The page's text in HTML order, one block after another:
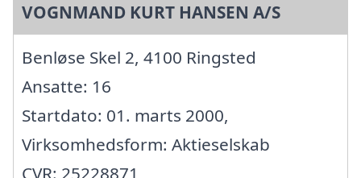
VOGNMAND KURT HANSEN A/S
Benløse Skel 2, 4100 Ringsted
Ansatte: 16
Startdato: 01. marts 2000,
Virksomhedsform: Aktieselskab
CVR: 25228871